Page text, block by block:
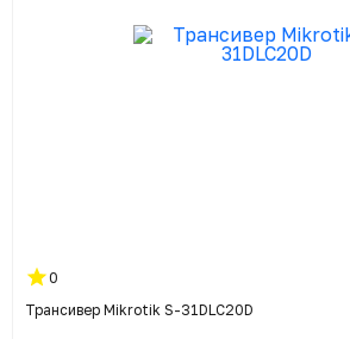
0
Трансивер Mikrotik S-31DLC20D